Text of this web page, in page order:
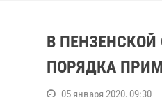
В
ПОРЯДКА
05 января 2020, 09:30